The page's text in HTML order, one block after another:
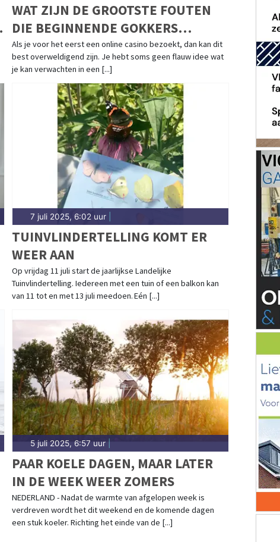
WAT ZIJN DE GROOTSTE FOUTEN
DIE BEGINNENDE GOKKERS
MAKEN?
Als je voor het eerst een online casino bezoekt, dan kan dit
best overweldigend zijn. Je hebt soms geen flauw idee wat
je kan verwachten in een [...]
7 juli 2025, 6:02 uur|
TUINVLINDERTELLING KOMT ER
WEER AAN
Op vrijdag 11 juli start de jaarlijkse Landelijke
Tuinvlindertelling. Iedereen met een tuin of een balkon kan
van 11 tot en met 13 juli meedoen. Eén [...]
5 juli 2025, 6:57 uur|
PAAR KOELE DAGEN, MAAR LATER
IN DE WEEK WEER ZOMERS
NEDERLAND - Nadat de warmte van afgelopen week is
verdreven wordt het dit weekend en de komende dagen
een stuk koeler. Richting het einde van de [...]